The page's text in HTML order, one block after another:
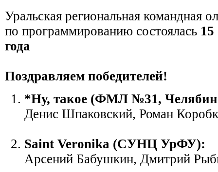
Уральская региональная командная
по программированию состоялась 15
года
Поздравляем победителей!
*Ну, такое (ФМЛ №31,
Денис Шпаковский, Роман
Saint Veronika (СУНЦ УрФУ):
Арсений Бабушкин, Дмитрий